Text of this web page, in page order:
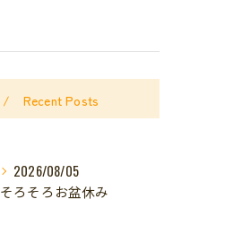
Recent Posts
2026/08/05
そろそろお盆休み